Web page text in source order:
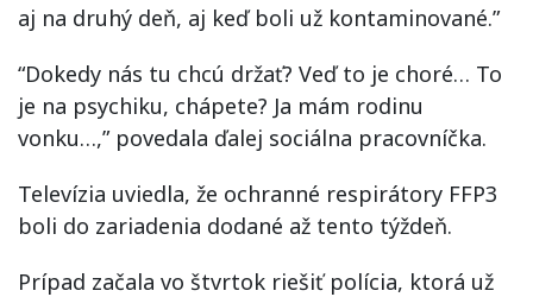
aj na druhý deň, aj keď boli už kontaminované.”
“Dokedy nás tu chcú držať? Veď to je choré… To
je na psychiku, chápete? Ja mám rodinu
vonku…,” povedala ďalej sociálna pracovníčka.
Televízia uviedla, že ochranné respirátory FFP3
boli do zariadenia dodané až tento týždeň.
Prípad začala vo štvrtok riešiť polícia, ktorá už